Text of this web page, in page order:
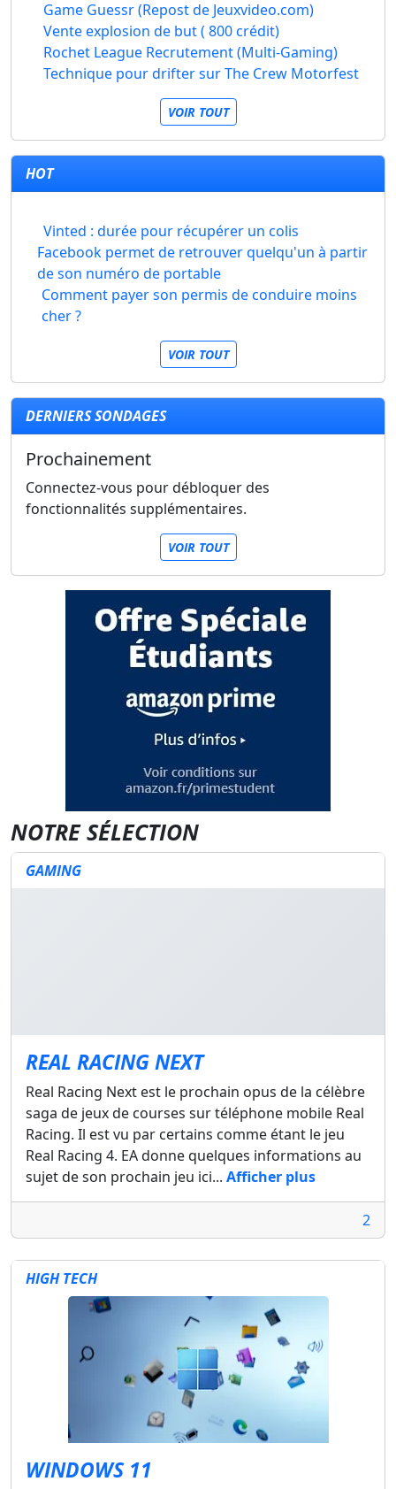
Game Guessr (Repost de Jeuxvideo.com)
Vente explosion de but ( 800 crédit)
Rochet League Recrutement (Multi-Gaming)
Technique pour drifter sur The Crew Motorfest
VOIR TOUT
HOT
Vinted : durée pour récupérer un colis
Facebook permet de retrouver quelqu'un à partir
de son numéro de portable
Comment payer son permis de conduire moins
cher ?
VOIR TOUT
DERNIERS SONDAGES
Prochainement
Connectez-vous pour débloquer des
fonctionnalités supplémentaires.
VOIR TOUT
NOTRE SÉLECTION
GAMING
REAL RACING NEXT
Real Racing Next est le prochain opus de la célèbre
saga de jeux de courses sur téléphone mobile Real
Racing. Il est vu par certains comme étant le jeu
Real Racing 4. EA donne quelques informations au
sujet de son prochain jeu ici... Afficher plus
2
HIGH TECH
WINDOWS 11